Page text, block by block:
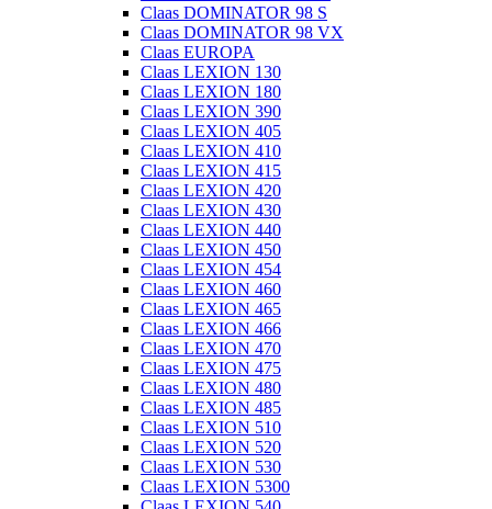
Claas DOMINATOR 98 S
Claas DOMINATOR 98 VX
Claas EUROPA
Claas LEXION 130
Claas LEXION 180
Claas LEXION 390
Claas LEXION 405
Claas LEXION 410
Claas LEXION 415
Claas LEXION 420
Claas LEXION 430
Claas LEXION 440
Claas LEXION 450
Claas LEXION 454
Claas LEXION 460
Claas LEXION 465
Claas LEXION 466
Claas LEXION 470
Claas LEXION 475
Claas LEXION 480
Claas LEXION 485
Claas LEXION 510
Claas LEXION 520
Claas LEXION 530
Claas LEXION 5300